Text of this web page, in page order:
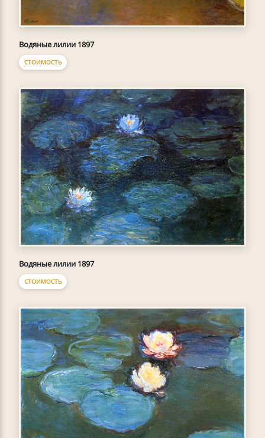
Водяные лилии 1897
СТОИМОСТЬ
Водяные лилии 1897
СТОИМОСТЬ